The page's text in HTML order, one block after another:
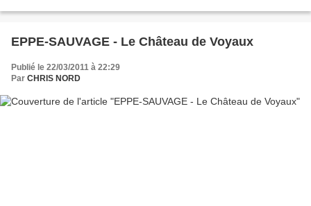
EPPE-SAUVAGE - Le Château de Voyaux
Publié le 22/03/2011 à 22:29
Par CHRIS NORD